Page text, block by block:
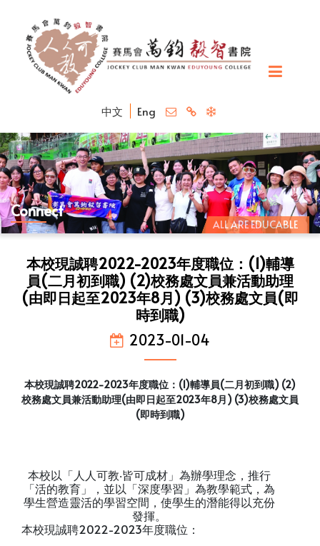
中文 Eng
ALL ARE EDUCABLE
Connect
本校現誠聘2022-2023年度職位：(1)輔導
員(二月初到職) (2)校務處文員兼活動助理
(由即日起至2023年8月) (3)校務處文員(即
時到職)
2023-01-04
本校現誠聘2022-2023年度職位：(1)輔導員(二月初到職) (2)
校務處文員兼活動助理(由即日起至2023年8月) (3)校務處文員
(即時到職)
本校以「人人可教‧皆可成材」為辦學理念，推行
「活的教育」，並以「深度學習」為教學範式，為
學生營造靈活的學習空間，使學生的潛能得以充份
發揮。
本校現誠聘2022-2023年度職位：